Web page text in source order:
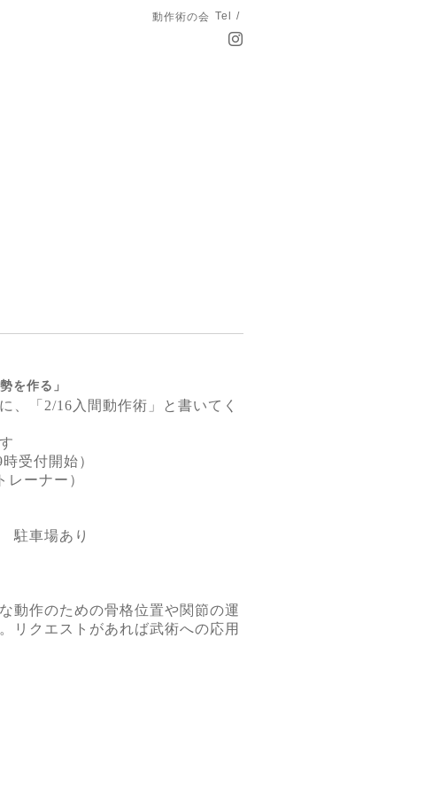
動作術の会 Tel /
を作る」
、「2/16入間動作術」と書いてく
受付開始）
ーナー）
駐車場あり
動作のための骨格位置や関節の運
リクエストがあれば武術への応用